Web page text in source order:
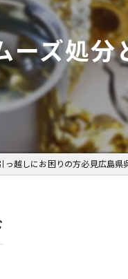
お酒
ブランド
ダイヤ
ーズ処分
っ越しにお困りの方必見広島